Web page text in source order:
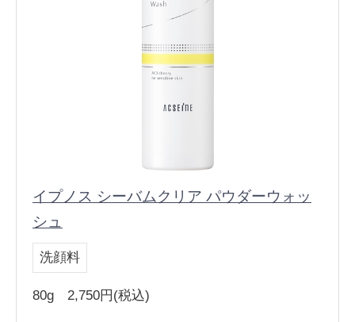
イプノス シーバムクリア パウダーウォッ
シュ
洗顔料
80g 2,750円(税込)